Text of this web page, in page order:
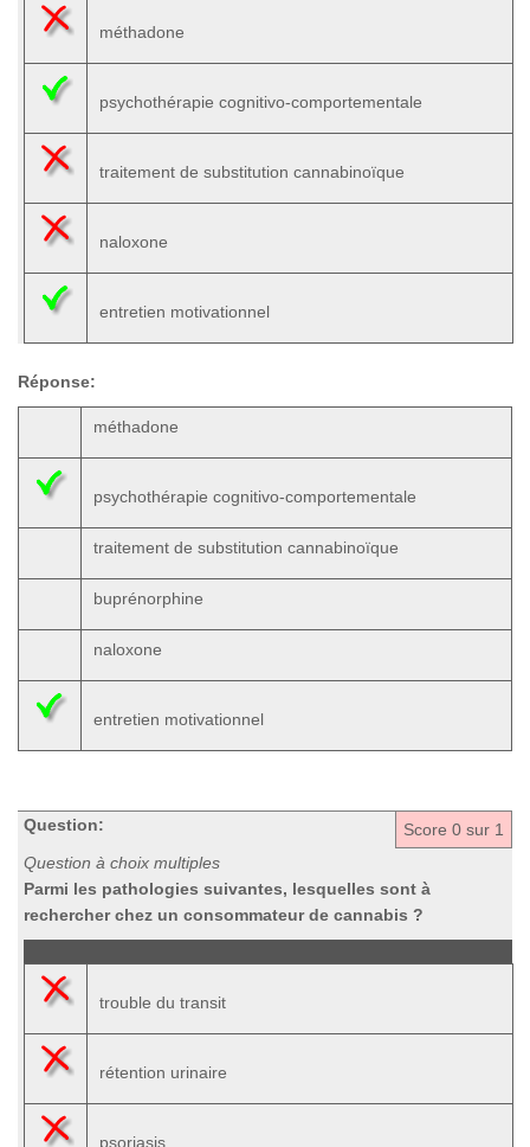
méthadone
psychothérapie cognitivo-comportementale
traitement de substitution cannabinoïque
naloxone
entretien motivationnel
Réponse:
méthadone
psychothérapie cognitivo-comportementale
traitement de substitution cannabinoïque
buprénorphine
naloxone
entretien motivationnel
Score 0 sur 1
Question:
Question à choix multiples
Parmi les pathologies suivantes, lesquelles sont à
rechercher chez un consommateur de cannabis ?
trouble du transit
rétention urinaire
psoriasis